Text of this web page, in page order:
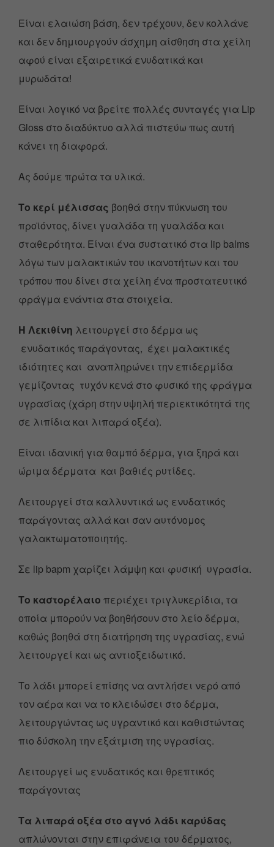
Είναι ελαιώση βάση, δεν τρέχουν, δεν κολλάνε
και δεν δημιουργούν άσχημη αίσθηση στα χείλη
αφού είναι εξαιρετικά ενυδατικά και
μυρωδάτα!
Είναι λογικό να βρείτε πολλές συνταγές για Lip
Gloss στο διαδύκτυο αλλά πιστεύω πως αυτή
κάνει τη διαφορά.
Ας δούμε πρώτα τα υλικά.
Το κερί μέλισσας βοηθά στην πύκνωση του
προϊόντος, δίνει γυαλάδα τη γυαλάδα και
σταθερότητα. Είναι ένα συστατικό στα lip balms
λόγω των μαλακτικών του ικανοτήτων και του
τρόπου που δίνει στα χείλη ένα προστατευτικό
φράγμα ενάντια στα στοιχεία.
Η Λεκιθίνη λειτουργεί στο δέρμα ως
ενυδατικός παράγοντας, έχει μαλακτικές
ιδιότητες και αναπληρώνει την επιδερμίδα
γεμίζοντας τυχόν κενά στο φυσικό της φράγμα
υγρασίας (χάρη στην υψηλή περιεκτικότητά της
σε λιπίδια και λιπαρά οξέα).
Είναι ιδανική για θαμπό δέρμα, για ξηρά και
ώριμα δέρματα και βαθιές ρυτίδες.
Λειτουργεί στα καλλυντικά ως ενυδατικός
παράγοντας αλλά και σαν αυτόνομος
γαλακτωματοποιητής.
Σε lip bapm χαρίζει λάμψη και φυσική υγρασία.
Το καστορέλαιο περιέχει τριγλυκερίδια, τα
οποία μπορούν να βοηθήσουν στο λείο δέρμα,
καθώς βοηθά στη διατήρηση της υγρασίας, ενώ
λειτουργεί και ως αντιοξειδωτικό.
Το λάδι μπορεί επίσης να αντλήσει νερό από
τον αέρα και να το κλειδώσει στο δέρμα,
λειτουργώντας ως υγραντικό και καθιστώντας
πιο δύσκολη την εξάτμιση της υγρασίας.
Λειτουργεί ως ενυδατικός και θρεπτικός
παράγοντας
Τα λιπαρά οξέα στο αγνό λάδι καρύδας
απλώνονται στην επιφάνεια του δέρματος,